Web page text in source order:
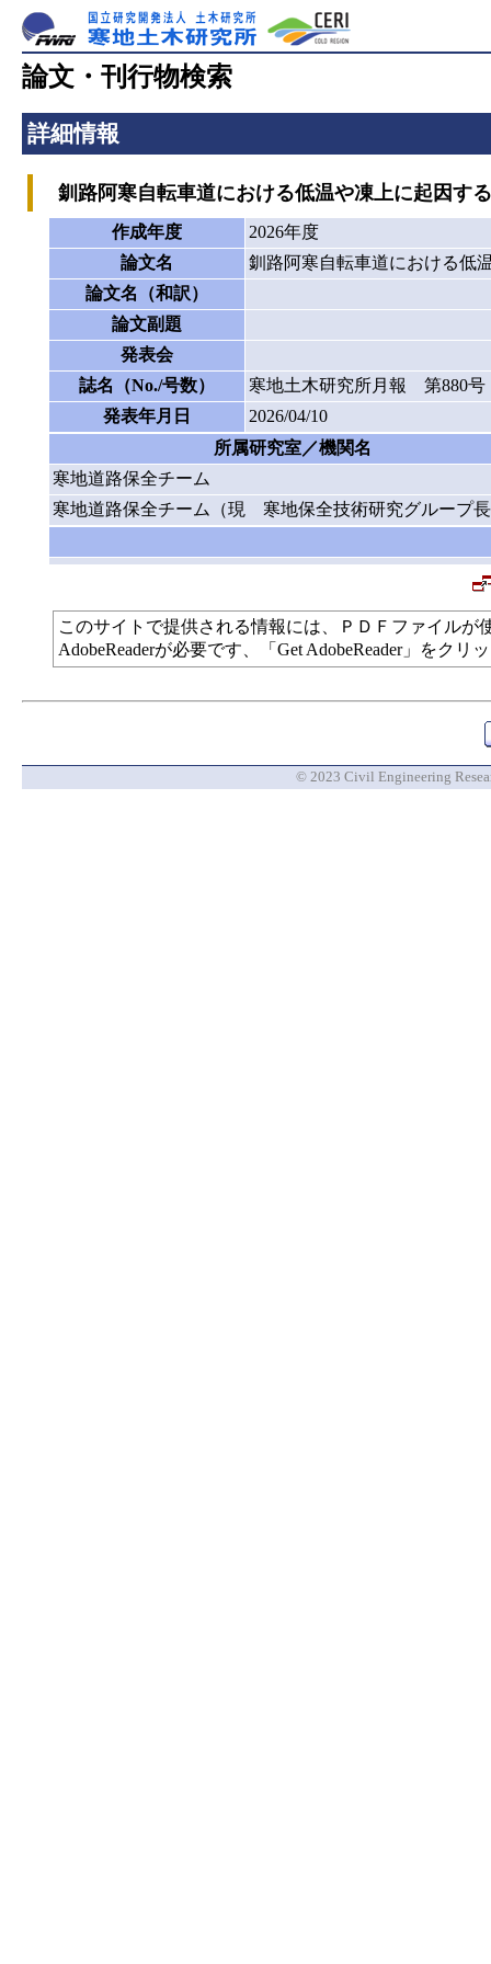
論文・刊行物検索
詳細情報
釧路阿寒自転車道における低温や凍上に起因す
作成年度
2026年度
論文名
釧路阿寒自転車道における低
論文名（和訳）
論文副題
発表会
誌名（No./号数）
寒地土木研究所月報 第880号
発表年月日
2026/04/10
所属研究室／機関名
寒地道路保全チーム
寒地道路保全チーム（現 寒地保全技術研究グループ
このサイトで提供される情報には、ＰＤＦファイル
AdobeReaderが必要です、「Get AdobeReader」をク
© 2023 Civil Engineering